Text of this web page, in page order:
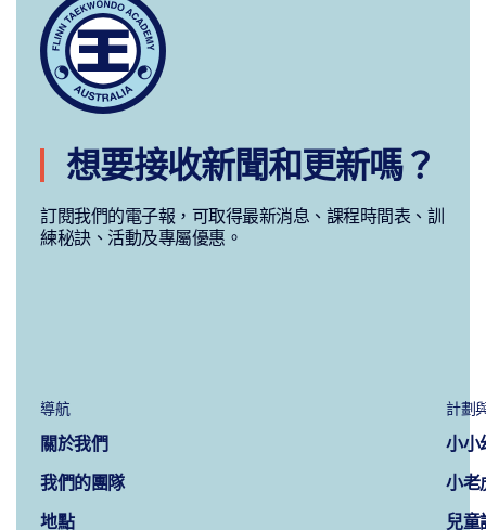
想要接收新聞和更新嗎？
訂閱我們的電子報，可取得最新消息、課程時間表、訓
練秘訣、活動及專屬優惠。
導航
關於我們
我們的團隊
地點
計劃
小小
小老
兒童